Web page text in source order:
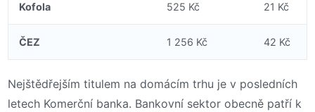
Kofola 525 Kč 21 Kč
ČEZ 1 256 Kč 42 Kč
Nejštědřejším titulem na domácím trhu je v posledních
letech Komerční banka. Bankovní sektor obecně patří k